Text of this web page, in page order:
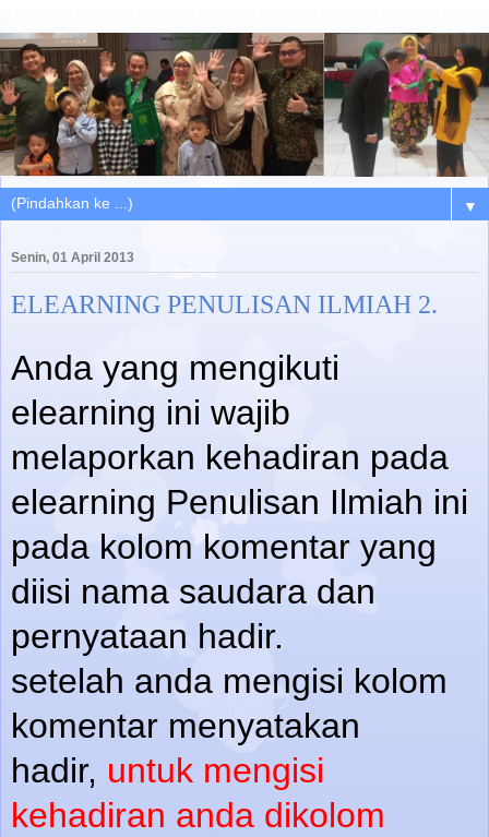
▼
Senin, 01 April 2013
ELEARNING PENULISAN ILMIAH 2.
Anda yang mengikuti
elearning ini wajib
melaporkan kehadiran pada
elearning Penulisan Ilmiah ini
pada kolom komentar yang
diisi nama saudara dan
pernyataan hadir.
setelah anda mengisi kolom
komentar menyatakan
hadir, untuk mengisi
kehadiran anda dikolom